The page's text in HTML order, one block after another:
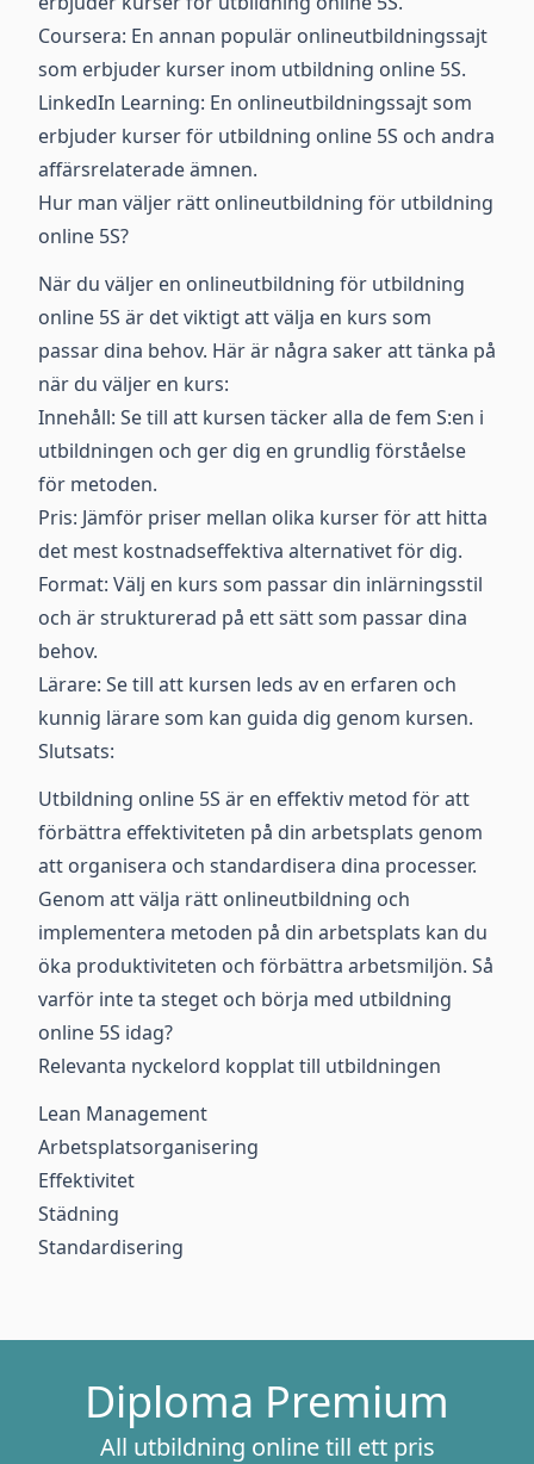
Coursera: En annan populär onlineutbildningssajt
som erbjuder kurser inom utbildning online 5S.
LinkedIn Learning: En onlineutbildningssajt som
erbjuder kurser för utbildning online 5S och andra
affärsrelaterade ämnen.
Hur man väljer rätt onlineutbildning för utbildning
online 5S?
När du väljer en onlineutbildning för utbildning
online 5S är det viktigt att välja en kurs som
passar dina behov. Här är några saker att tänka på
när du väljer en kurs:
Innehåll: Se till att kursen täcker alla de fem S:en i
utbildningen och ger dig en grundlig förståelse
för metoden.
Pris: Jämför priser mellan olika kurser för att hitta
det mest kostnadseffektiva alternativet för dig.
Format: Välj en kurs som passar din inlärningsstil
och är strukturerad på ett sätt som passar dina
behov.
Lärare: Se till att kursen leds av en erfaren och
kunnig lärare som kan guida dig genom kursen.
Slutsats:
Utbildning online 5S är en effektiv metod för att
förbättra effektiviteten på din arbetsplats genom
att organisera och standardisera dina processer.
Genom att välja rätt onlineutbildning och
implementera metoden på din arbetsplats kan du
öka produktiviteten och förbättra arbetsmiljön. Så
varför inte ta steget och börja med utbildning
online 5S idag?
Relevanta nyckelord kopplat till utbildningen
Lean Management
Arbetsplatsorganisering
Effektivitet
Städning
Standardisering
Diploma Premium
All utbildning online till ett pris